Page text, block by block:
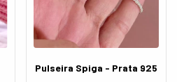
Pulseira Spiga - Prata 925